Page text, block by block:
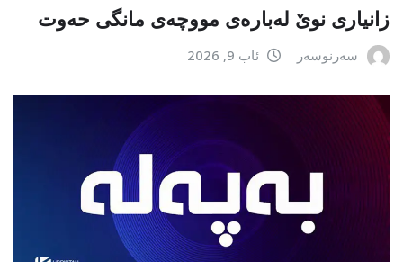
زانیاری نوێ لەبارەی مووچەی مانگی حەوت
سەرنوسەر ئاب 9, 2026